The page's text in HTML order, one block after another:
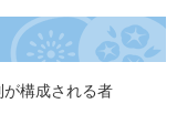
構成される者